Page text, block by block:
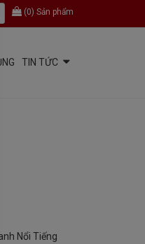
(0) Sản phẩm
TIN TỨC
Nổi Tiếng